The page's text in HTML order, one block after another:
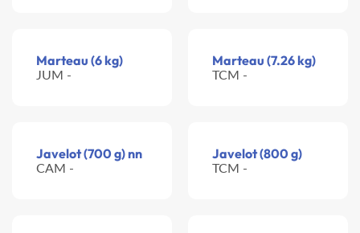
Marteau (6 kg)
JUM -
Marteau (7.26 kg)
TCM -
Javelot (700 g) nn
CAM -
Javelot (800 g)
TCM -